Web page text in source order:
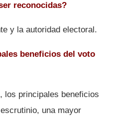
reconocidas?
y la autoridad electoral.
beneficios del voto
los principales beneficios
una mayor